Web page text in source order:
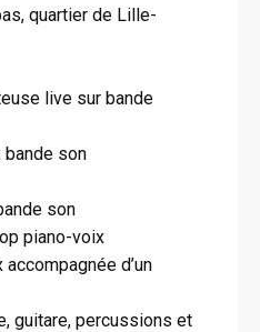
quartier de Lille-
live sur bande
bande son
son
piano-voix
d’un
guitare, percussions et